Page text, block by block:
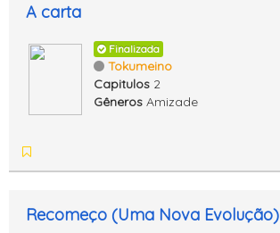
A carta
Finalizada
Tokumeino
Capitulos 2
Gêneros Amizade
Recomeço (Uma Nova Evolução)